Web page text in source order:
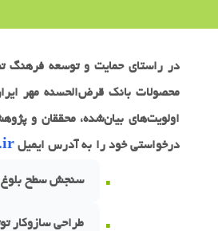
در راستای حمایت و توسعه فرهنگ
محصولات بانک قرض‌الحسنه مهر
اولویت‌های بیان‌شده، محققان و
درخواستی خود را به آدرس ایمیل
سنجش سطح بلوغ
طراحی سازوکار